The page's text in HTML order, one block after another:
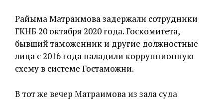
Райыма Матраимова задержали сотрудники
ГКНБ 20 октября 2020 года. Госкомитета,
бывший таможенник и другие должностные
лица с 2016 года наладили коррупционную
схему в системе Гостаможни.
В тот же вечер Матраимова из зала суда